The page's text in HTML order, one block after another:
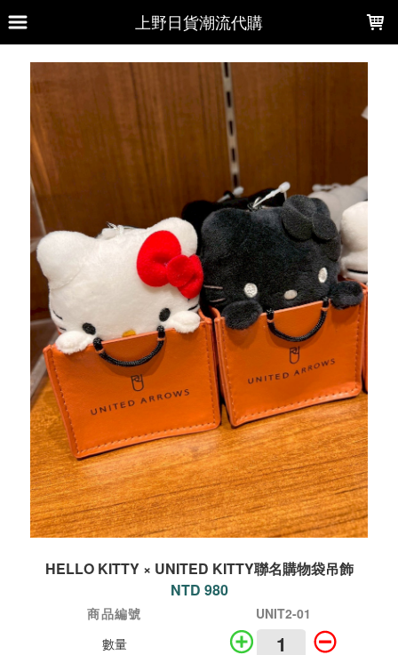
上野日貨潮流代購
HELLO KITTY × UNITED KITTY聯名購物袋吊飾
NTD 980
商品編號
UNIT2-01
數量